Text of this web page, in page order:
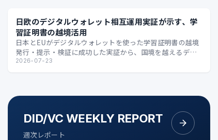
日欧のデジタルウォレット相互運用実証が示す、学
習証明書の越境活用
日本とEUがデジタルウォレットを使った学習証明書の越境
発行・提示・検証に成功した実証から、国境を越えるデジ
タル証明の可能性を整理します。
2026-07-23
DID/VC WEEKLY REPORT
週次レポート